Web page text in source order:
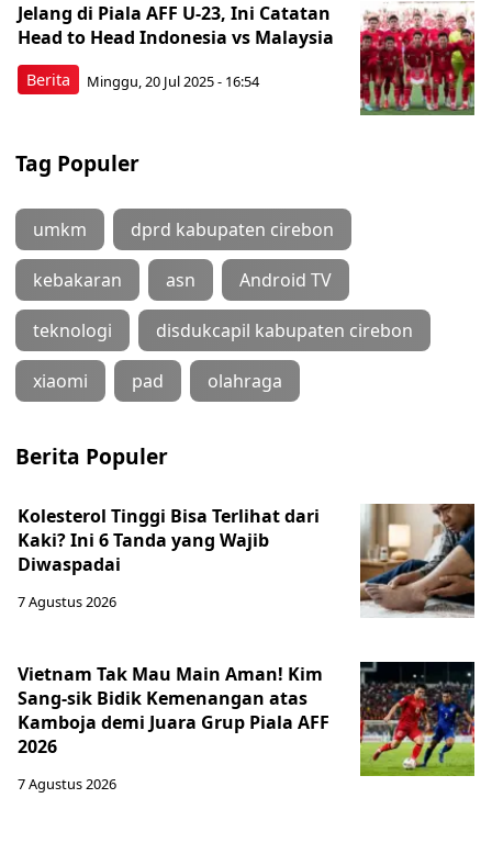
Berita
Jelang di Piala AFF U-23, Ini Catatan
Head to Head Indonesia vs Malaysia
Minggu, 20 Jul 2025 - 16:54
Tag Populer
umkm dprd kabupaten cirebon
kebakaran asn Android TV
teknologi disdukcapil kabupaten cirebon
xiaomi pad olahraga
Berita Populer
Kolesterol Tinggi Bisa Terlihat dari
Kaki? Ini 6 Tanda yang Wajib
Diwaspadai
7 Agustus 2026
Vietnam Tak Mau Main Aman! Kim
Sang-sik Bidik Kemenangan atas
Kamboja demi Juara Grup Piala AFF
2026
7 Agustus 2026